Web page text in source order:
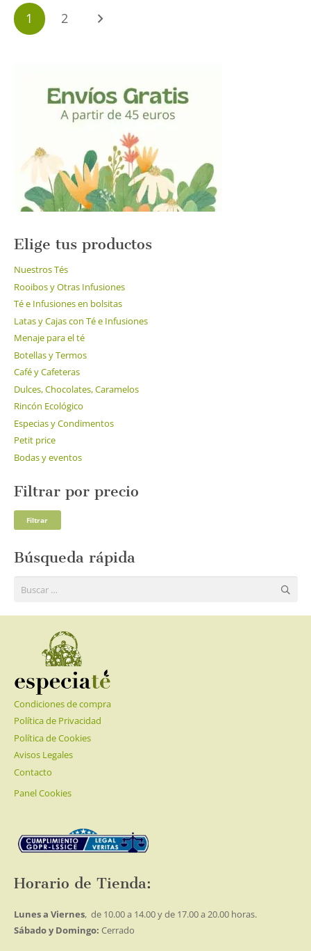
Paginación
de
1 2
Elige tus productos
Nuestros Tés
Rooibos y Otras Infusiones
Té e Infusiones en bolsitas
Latas y Cajas con Té e Infusiones
Menaje para el té
Botellas y Termos
Café y Cafeteras
Dulces, Chocolates, Caramelos
Rincón Ecológico
Especias y Condimentos
Petit price
Bodas y eventos
Filtrar por precio
Filtrar
Búsqueda rápida
Condiciones de compra
Política de Privacidad
Política de Cookies
Avisos Legales
Contacto
Panel Cookies
Horario de Tienda:
Lunes a Viernes, de 10.00 a 14.00 y de 17.00 a 20.00 horas.
Sábado y Domingo: Cerrado